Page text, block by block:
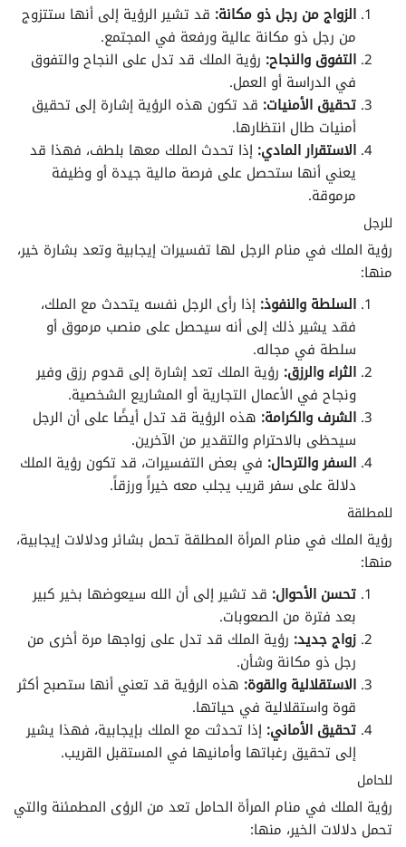
تفسير الأحلام لابن سيرين حرف الميم
تفسير الأحلام لابن سيرين حرف النون
تفسير الأحلام لابن سيرين حرف الهاء
تفسير الأحلام لابن سيرين حرف الواو
تفسير الأحلام لابن سيرين حرف الياء
الزواج من رجل ذو مكانة: قد تشير الرؤية إلى أنها ستتزوج
من رجل ذو مكانة عالية ورفعة في المجتمع.
التفوق والنجاح: رؤية الملك قد تدل على النجاح والتفوق
في الدراسة أو العمل.
تحقيق الأمنيات: قد تكون هذه الرؤية إشارة إلى تحقيق
أمنيات طال انتظارها.
الاستقرار المادي: إذا تحدث الملك معها بلطف، فهذا قد
يعني أنها ستحصل على فرصة مالية جيدة أو وظيفة
مرموقة.
للرجل
رؤية الملك في منام الرجل لها تفسيرات إيجابية وتعد بشارة خير،
منها:
السلطة والنفوذ: إذا رأى الرجل نفسه يتحدث مع الملك،
فقد يشير ذلك إلى أنه سيحصل على منصب مرموق أو
سلطة في مجاله.
الثراء والرزق: رؤية الملك تعد إشارة إلى قدوم رزق وفير
ونجاح في الأعمال التجارية أو المشاريع الشخصية.
الشرف والكرامة: هذه الرؤية قد تدل أيضًا على أن الرجل
سيحظى بالاحترام والتقدير من الآخرين.
السفر والترحال: في بعض التفسيرات، قد تكون رؤية الملك
دلالة على سفر قريب يجلب معه خيراً ورزقاً.
للمطلقة
رؤية الملك في منام المرأة المطلقة تحمل بشائر ودلالات إيجابية،
منها:
تحسن الأحوال: قد تشير إلى أن الله سيعوضها بخير كبير
بعد فترة من الصعوبات.
زواج جديد: رؤية الملك قد تدل على زواجها مرة أخرى من
رجل ذو مكانة وشأن.
الاستقلالية والقوة: هذه الرؤية قد تعني أنها ستصبح أكثر
قوة واستقلالية في حياتها.
تحقيق الأماني: إذا تحدثت مع الملك بإيجابية، فهذا يشير
إلى تحقيق رغباتها وأمانيها في المستقبل القريب.
للحامل
رؤية الملك في منام المرأة الحامل تعد من الرؤى المطمئنة والتي
تحمل دلالات الخير، منها: